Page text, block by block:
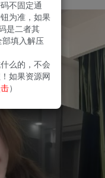
不固定通
为准，如果
是二者其
部填入解压
么的，不会
如果资源网
）